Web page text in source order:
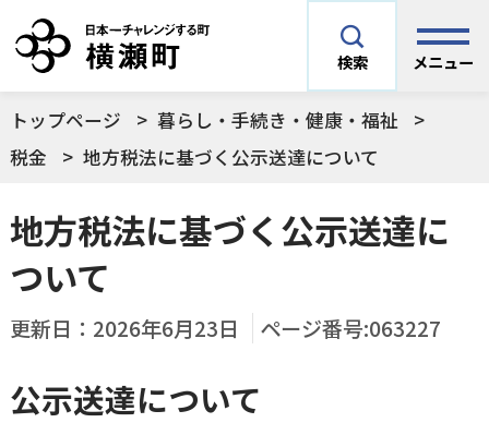
検索 メニュー
サイト内検索
メニューを閉じる
安全安心情報
できごとや場面から探す
結婚・妊娠／出産
育児／子育て
手続きから探す
よく利用されているコンテンツ
トップページ
暮らし・手続き・健康・福祉
税金
地方税法に基づく公示送達について
地方税法に基づく公示送達に
ついて
更新日： 2026年6月23日 ページ番号:063227
公示送達について